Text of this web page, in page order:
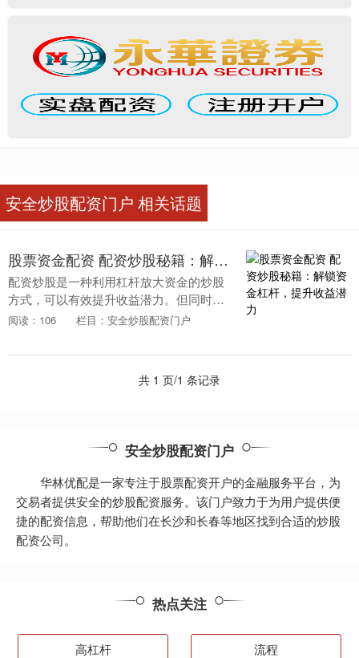
安全炒股配资门户 相关话题
股票资金配资 配资炒股秘籍：解锁资金杠杆，提升收益潜力
配资炒股是一种利用杠杆放大资金的炒股
方式，可以有效提升收益潜力。但同时股
票资金配资，也伴随着更高的风险。掌握
险，最大化收益。 ....
阅读：106 栏目：安全炒股配资门户
共 1 页/1 条记录
安全炒股配资门户
华林优配是一家专注于股票配资开户的金融服务平台，为
交易者提供安全的炒股配资服务。该门户致力于为用户提供便
捷的配资信息，帮助他们在长沙和长春等地区找到合适的炒股
配资公司。
热点关注
高杠杆 流程